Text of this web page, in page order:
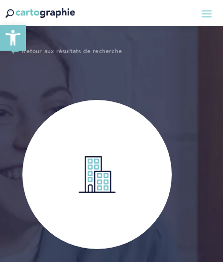
Ouvrir la barre d’outils
Retour aux résultats de recherche